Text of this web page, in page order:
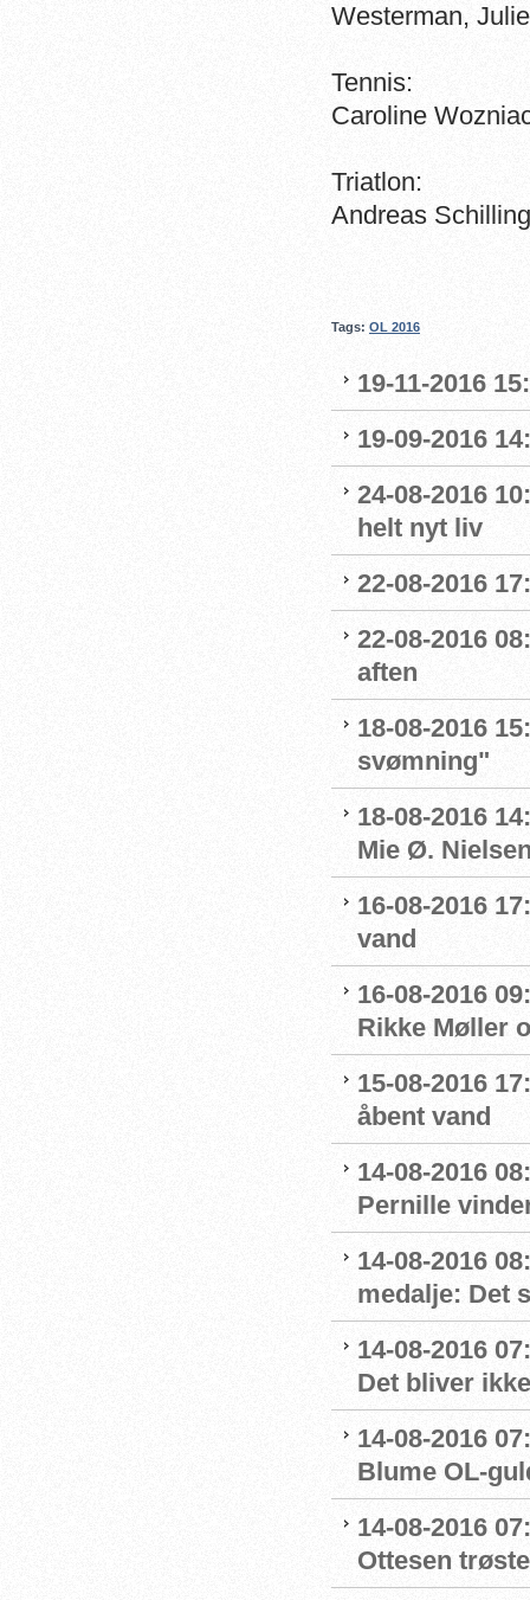
Westerman,
Tennis:
Caroline
Triatlon:
Andreas Schilling
Tags: OL 2016
19-11-2016
19-09-2016
24-08-2016
helt nyt liv
22-08-2016
22-08-2016
aften
18-08-2016
svømning"
18-08-2016
Mie Ø.
16-08-2016
vand
16-08-2016
Rikke Møller
15-08-2016
åbent vand
14-08-2016
Pernille
14-08-2016
medalje: Det
14-08-2016
Det bliver
14-08-2016
Blume OL-
14-08-2016
Ottesen